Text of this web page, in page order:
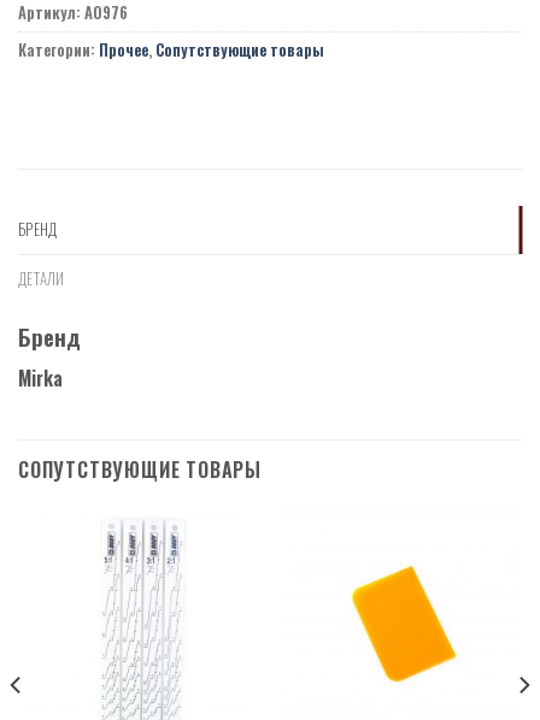
Артикул: A0976
Категории: Прочее, Сопутствующие товары
БРЕНД
ДЕТАЛИ
Бренд
Mirka
СОПУТСТВУЮЩИЕ ТОВАРЫ